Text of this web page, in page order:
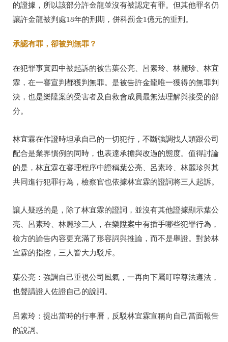
的證據， 所以該部分許金龍並沒有被認定有罪。但其他罪名仍
讓許金龍被判處18年的刑期，併科罰金1億元的重刑。
承認有罪， 卻被判無罪？
在犯罪事實四中被起訴的被告葉公亮、呂素玲、林麗珍、林宜
霖，在一審宣判都獲判無罪。是被告許金龍唯一獲得的無罪判
決，也是樂陞案的受害者及自救會成員最無法理解與接受的部
分。
林宜霖在作證時坦承自己的一切犯行，不斷強調找人頭跟公司
配合是業界慣例的同時，也表達承擔與改過的態度。值得討論
的是，林宜霖在審理程序中證稱葉公亮、呂素玲、林麗珍與其
共同進行犯罪行為，檢察官也依據林宜霖的證詞將三人起訴。
讓人疑惑的是，除了林宜霖的證詞，並沒有其他證據顯示葉公
亮、呂素玲、林麗珍三人，在樂陞案中有插手哪些犯罪行為，
檢方的論告內容更充滿了形容詞與推論，而不是舉證。對於林
宜霖的指控，三人皆大力駁斥。
葉公亮：強調自己重視公司風氣，一再向下屬叮嚀尊法遵法，
也聲請證人佐證自己的說詞。
呂素玲：提出當時的行事曆，反駁林宜霖宣稱向自己當面報告
的說詞。